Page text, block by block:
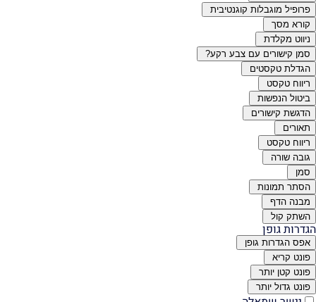
פרופיל מוגבלות קוגנטיבית
קורא מסך
ניווט מקלדת
סמן קישורים עם צבע רקע?
הגדלת טקסטים
ריווח טקסט
ביטול הנפשות
הדגשת קישורים
תאורים
ריווח טקסט
גובה שורה
סמן
הסתר תמונות
מבנה הדף
השתק קול
הגדרות גופן
אפס הגדרות גופן
פונט קריא
פונט קטן יותר
פונט גדול יותר